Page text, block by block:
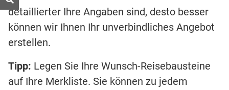
detaillierter Ihre Angaben sind, desto besser
können wir Ihnen Ihr unverbindliches Angebot
erstellen.
Tipp: Legen Sie Ihre Wunsch-Reisebausteine
auf Ihre Merkliste. Sie können zu jedem